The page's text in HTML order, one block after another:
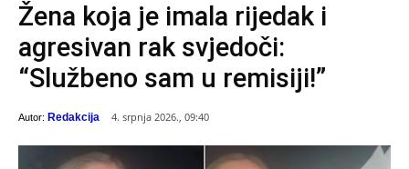
Žena koja je imala rijedak i
agresivan rak svjedoči:
“Službeno sam u remisiji!”
Autor: Redakcija 4. srpnja 2026., 09:40